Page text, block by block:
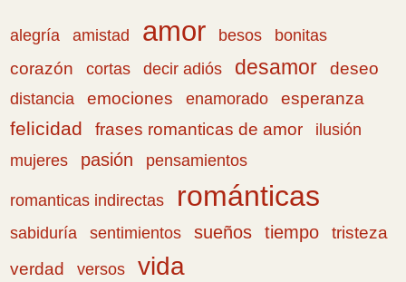
alegría amistad amor besos
bonitas
corazón
cortas decir adiós desamor deseo
distancia emociones enamorado esperanza
felicidad frases romanticas de amor
ilusión
mujeres
pasión pensamientos
romanticas indirectas románticas
sabiduría sentimientos sueños tiempo
tristeza
verdad
versos vida